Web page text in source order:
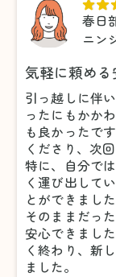
春日
ニン
気軽に頼め
引っ越しに伴
ったにもかか
も良かったで
くださり、次
特に、自分で
く運び出して
とができまし
そのままだっ
安心できまし
く終わり、新
ました。